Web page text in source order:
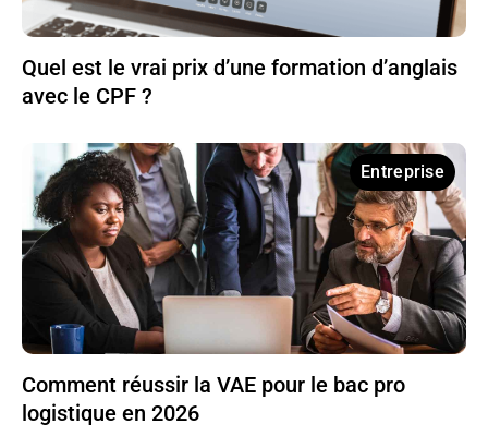
Quel est le vrai prix d’une formation d’anglais
avec le CPF ?
Entreprise
Comment réussir la VAE pour le bac pro
logistique en 2026